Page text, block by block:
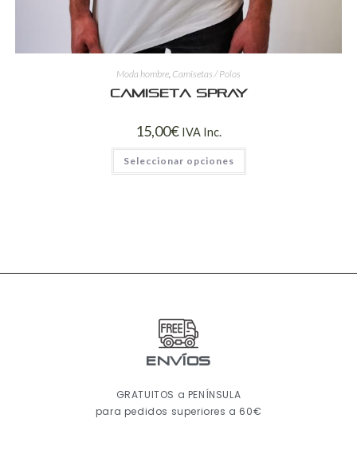
Moda hombre, Camisetas / Polos
Camiseta spray
15,00€ IVA Inc.
Seleccionar opciones
ENVÍOS
GRATUITOS a PENÍNSULA
para pedidos superiores a 60€